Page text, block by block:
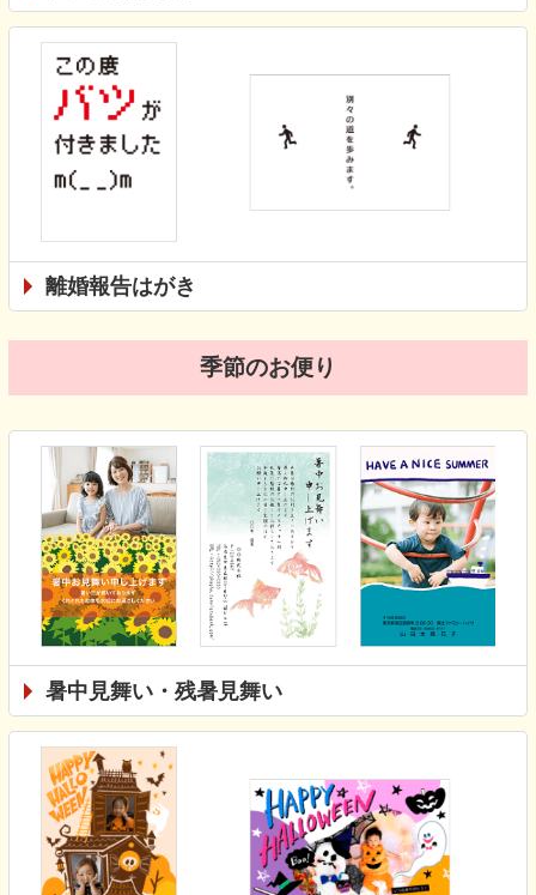
離婚報告はがき
季節のお便り
暑中見舞い・残暑見舞い